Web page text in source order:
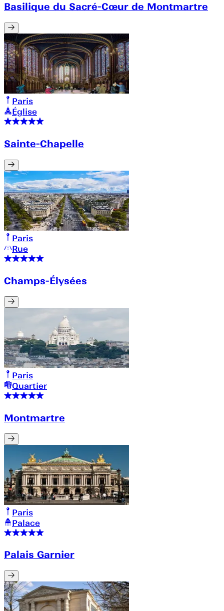
Basilique du Sacré-Cœur de Montmartre
Paris
Église
Sainte-Chapelle
Paris
Rue
Champs-Élysées
Paris
Quartier
Montmartre
Paris
Palace
Palais Garnier